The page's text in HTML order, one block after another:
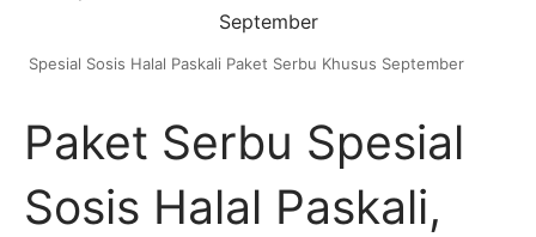
Spesial Sosis Halal Paskali Paket Serbu Khusus September
Paket Serbu Spesial
Sosis Halal Paskali,